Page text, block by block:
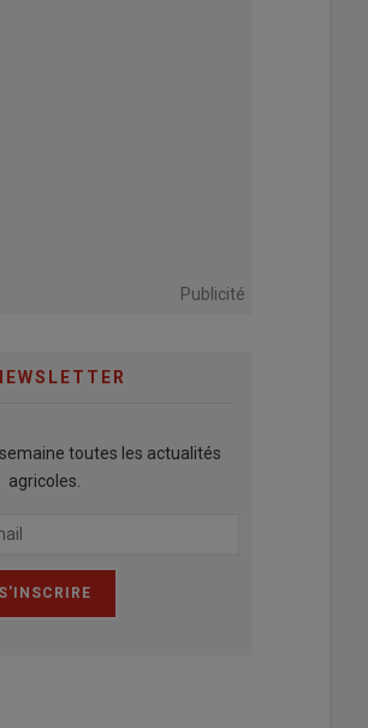
Publicité
toutes les actualités
agricoles.